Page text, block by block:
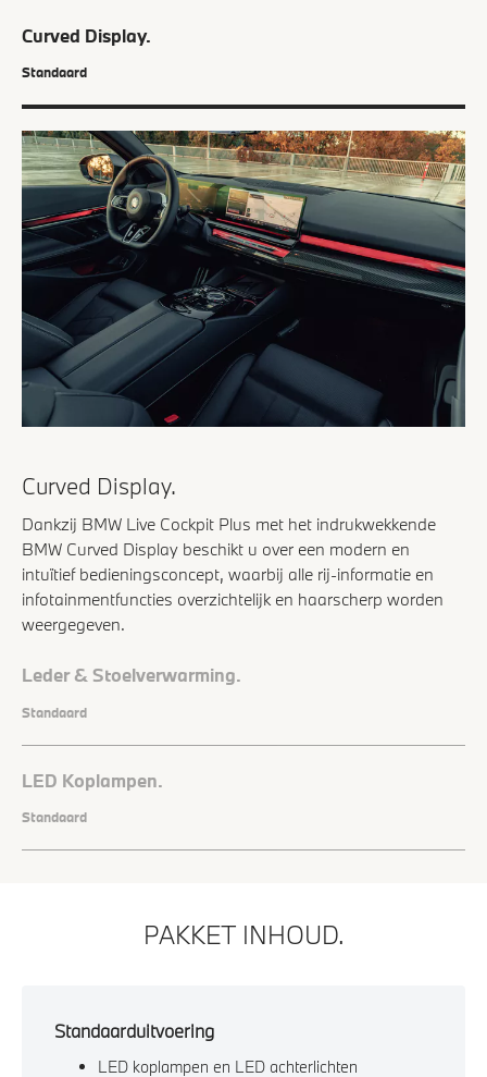
Curved Display.
Standaard
Leder & Stoelverwarming.
Standaard
LED Koplampen.
Standaard
Curved Display.
Dankzij BMW Live Cockpit Plus met het indrukwekkende
BMW Curved Display beschikt u over een modern en
intuïtief bedieningsconcept, waarbij alle rij-informatie en
infotainmentfuncties overzichtelijk en haarscherp worden
weergegeven.
PAKKET INHOUD.
Standaarduitvoering
LED koplampen en LED achterlichten